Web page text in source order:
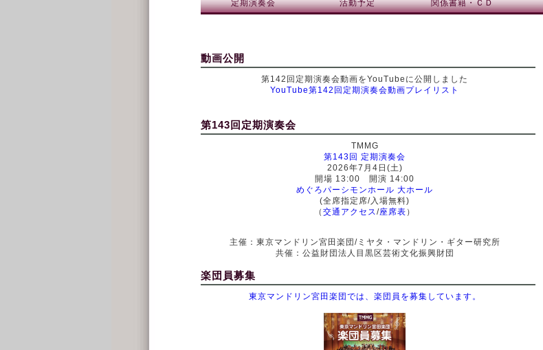
定期演奏会 活動予定 関係書籍・ＣＤ
動画公開
第142回定期演奏会動画をYouTubeに公開しました
YouTube第142回定期演奏会動画プレイリスト
第143回定期演奏会
TMMG
第143回 定期演奏会
2026年7月4日(土)
開場 13:00 開演 14:00
めぐろパーシモンホール 大ホール
(全席指定席/入場無料)
（ 交通アクセス/座席表 ）
主催：東京マンドリン宮田楽団/ミヤタ・マンドリン・ギター研究所
共催：公益財団法人目黒区芸術文化振興財団
楽団員募集
東京マンドリン宮田楽団では、楽団員を募集しています。